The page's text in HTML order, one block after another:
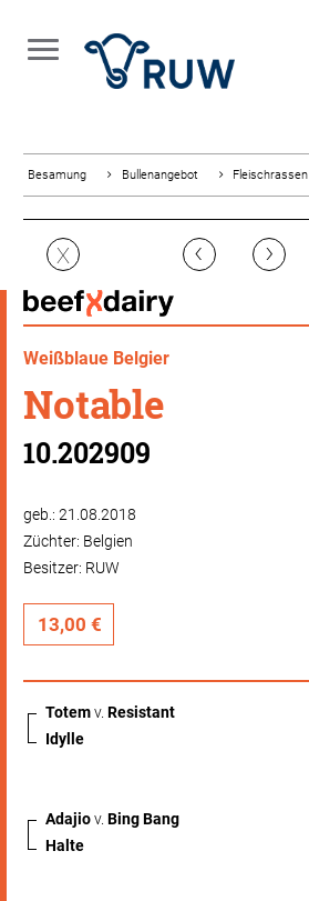
Besamung Bullenangebot Fleischrassen
X ‹ ›
Weißblaue Belgier
Notable
10.202909
geb.: 21.08.2018
Züchter: Belgien
Besitzer: RUW
13,00 €
Totemv. Resistant
Idylle
Adajiov. Bing Bang
Halte